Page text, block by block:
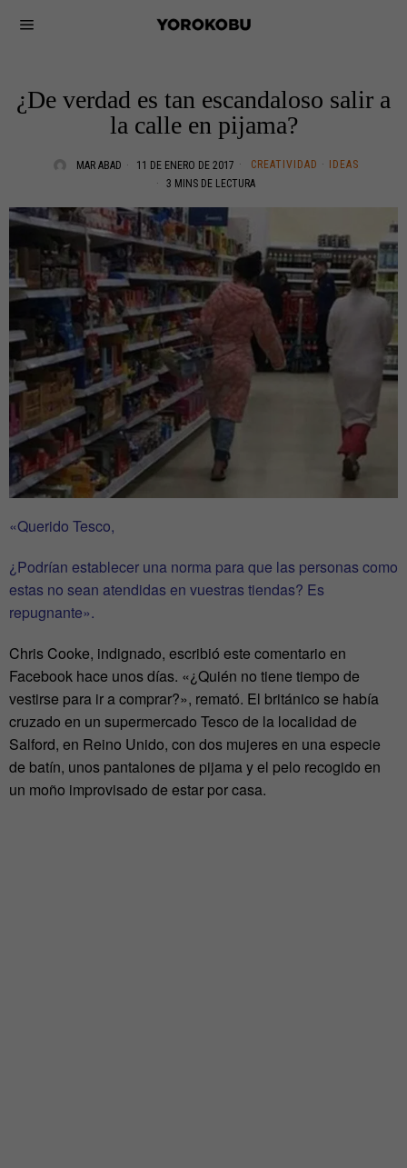
¿De verdad es tan escandaloso salir a
la calle en pijama?
MAR ABAD 11 DE ENERO DE 2017 CREATIVIDAD ·
IDEAS
3 MINS DE LECTURA
«Querido Tesco,
¿Podrían establecer una norma para que las personas como
estas no sean atendidas en vuestras tiendas? Es
repugnante».
Chris Cooke, indignado, escribió este comentario en
Facebook hace unos días. «¿Quién no tiene tiempo de
vestirse para ir a comprar?», remató. El británico se había
cruzado en un supermercado Tesco de la localidad de
Salford, en Reino Unido, con dos mujeres en una especie
de batín, unos pantalones de pijama y el pelo recogido en
un moño improvisado de estar por casa.